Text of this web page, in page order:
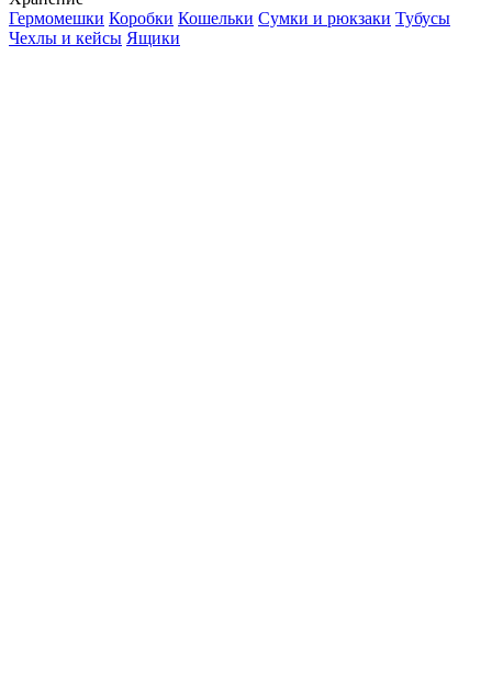
Гермомешки Коробки Кошельки Сумки и рюкзаки Тубусы
Чехлы и кейсы Ящики